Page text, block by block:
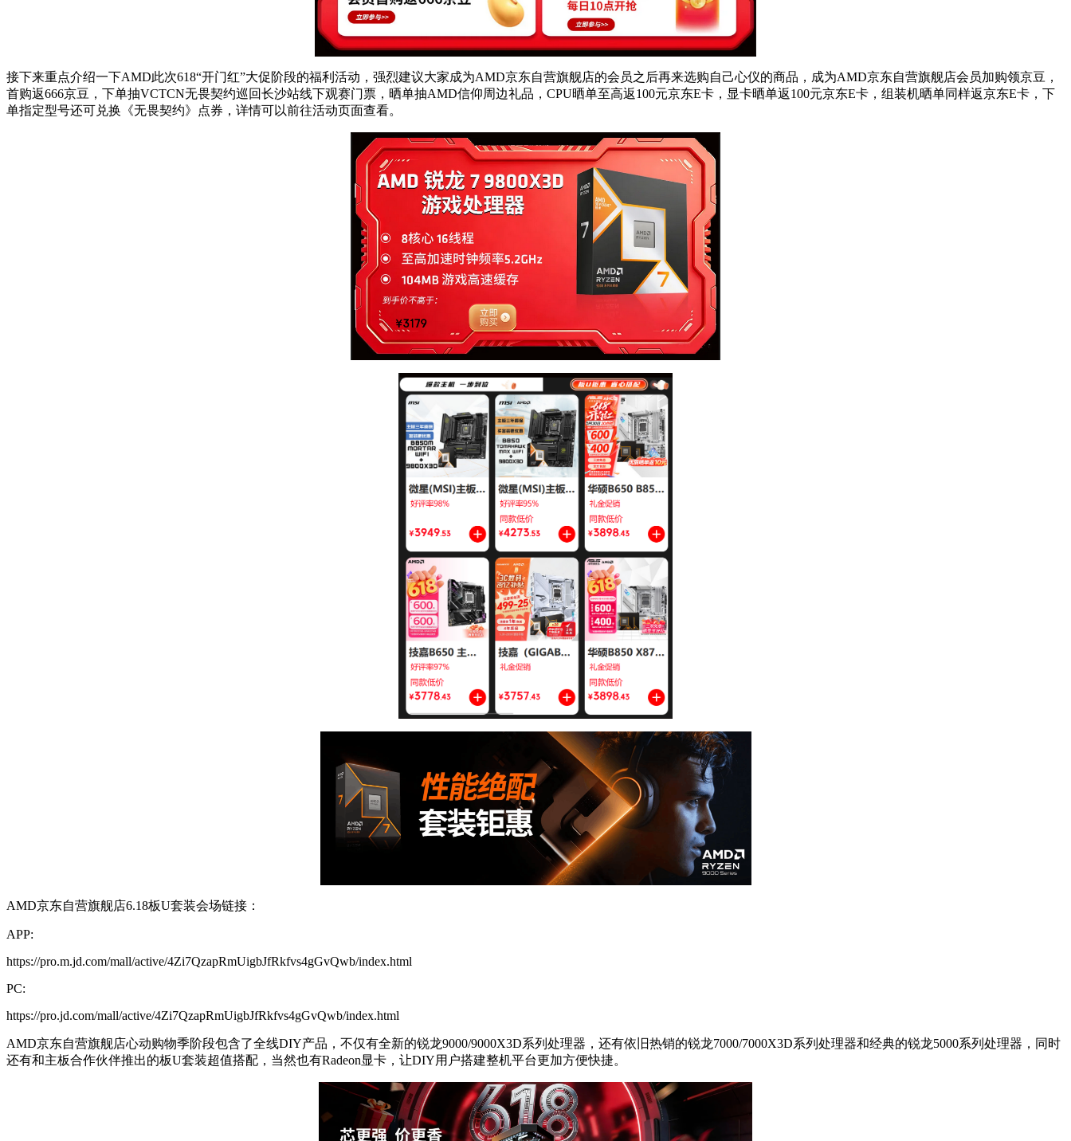
接下来重点介绍一下AMD此次618“开门红”大促阶段的福利活动，强烈建议大家成为AMD京东自营旗舰店的会员之后再来选购自己心仪的商品，成为AMD京东自营旗舰店会员加购领京豆，
首购返666京豆，下单抽VCTCN无畏契约巡回长沙站线下观赛门票，晒单抽AMD信仰周边礼品，CPU晒单至高返100元京东E卡，显卡晒单返100元京东E卡，组装机晒单同样返京东E卡，下
单指定型号还可兑换《无畏契约》点券，详情可以前往活动页面查看。
AMD京东自营旗舰店6.18板U套装会场链接：
APP:
https://pro.m.jd.com/mall/active/4Zi7QzapRmUigbJfRkfvs4gGvQwb/index.html
PC:
https://pro.jd.com/mall/active/4Zi7QzapRmUigbJfRkfvs4gGvQwb/index.html
AMD京东自营旗舰店心动购物季阶段包含了全线DIY产品，不仅有全新的锐龙9000/9000X3D系列处理器，还有依旧热销的锐龙7000/7000X3D系列处理器和经典的锐龙5000系列处理器，同时
还有和主板合作伙伴推出的板U套装超值搭配，当然也有Radeon显卡，让DIY用户搭建整机平台更加方便快捷。